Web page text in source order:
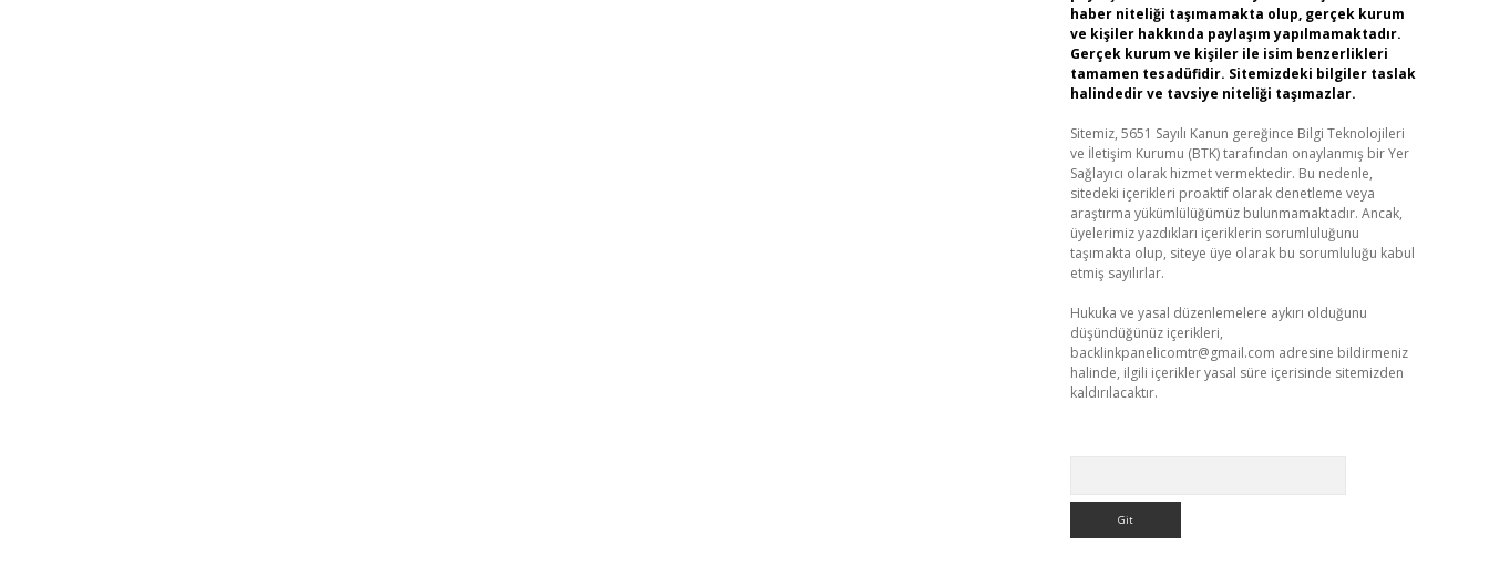
haber niteliği taşımamakta olup, gerçek kurum
ve kişiler hakkında paylaşım yapılmamaktadır.
Gerçek kurum ve kişiler ile isim benzerlikleri
tamamen tesadüfidir. Sitemizdeki bilgiler taslak
halindedir ve tavsiye niteliği taşımazlar.
Sitemiz, 5651 Sayılı Kanun gereğince Bilgi Teknolojileri
ve İletişim Kurumu (BTK) tarafından onaylanmış bir Yer
Sağlayıcı olarak hizmet vermektedir. Bu nedenle,
sitedeki içerikleri proaktif olarak denetleme veya
araştırma yükümlülüğümüz bulunmamaktadır. Ancak,
üyelerimiz yazdıkları içeriklerin sorumluluğunu
taşımakta olup, siteye üye olarak bu sorumluluğu kabul
etmiş sayılırlar.
Hukuka ve yasal düzenlemelere aykırı olduğunu
düşündüğünüz içerikleri,
backlinkpanelicomtr@gmail.com adresine bildirmeniz
halinde, ilgili içerikler yasal süre içerisinde sitemizden
kaldırılacaktır.